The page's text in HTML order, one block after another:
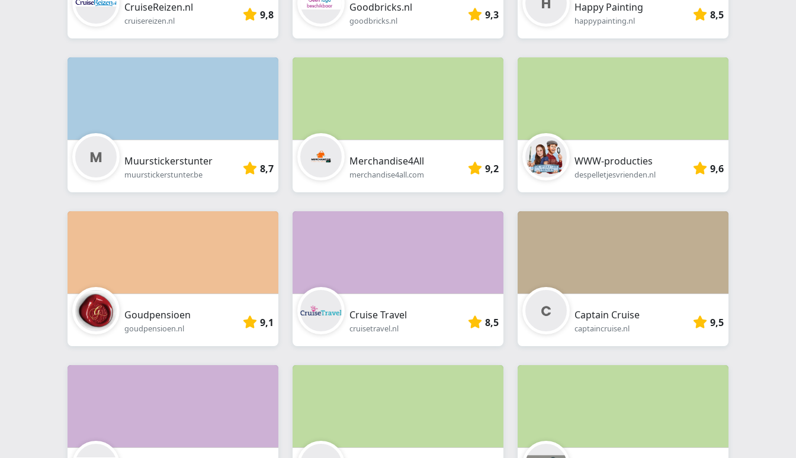
CruiseReizen.nl
cruisereizen.nl 9,8
Goodbricks.nl
goodbricks.nl 9,3
Happy Painting
happypainting.nl 8,5
Muurstickerstunter
muurstickerstunter.be 8,7
Merchandise4All
merchandise4all.com 9,2
WWW-producties
despelletjesvrienden.nl 9,6
Goudpensioen
goudpensioen.nl 9,1
Cruise Travel
cruisetravel.nl 8,5
Captain Cruise
captaincruise.nl 9,5